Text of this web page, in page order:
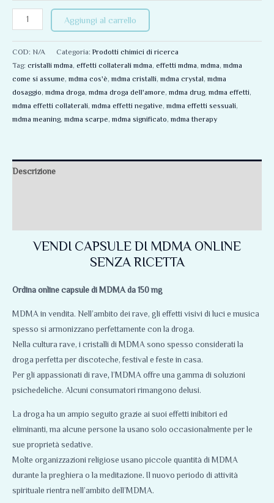
Aggiungi al carrello
COD: N/A Categoria: Prodotti chimici di ricerca
Tag: cristalli mdma, effetti collaterali mdma, effetti mdma, mdma, mdma
come si assume, mdma cos'è, mdma cristalli, mdma crystal, mdma
dosaggio, mdma droga, mdma droga dell'amore, mdma drug, mdma effetti,
mdma effetti collaterali, mdma effetti negative, mdma effetti sessuali,
mdma meaning, mdma scarpe, mdma significato, mdma therapy
Descrizione
VENDI CAPSULE DI MDMA ONLINE
SENZA RICETTA
Ordina online capsule di MDMA da 150 mg
MDMA in vendita. Nell’ambito dei rave, gli effetti visivi di luci e musica
spesso si armonizzano perfettamente con la droga.
Nella cultura rave, i cristalli di MDMA sono spesso considerati la
droga perfetta per discoteche, festival e feste in casa.
Per gli appassionati di rave, l’MDMA offre una gamma di soluzioni
psichedeliche. Alcuni consumatori rimangono delusi.
La droga ha un ampio seguito grazie ai suoi effetti inibitori ed
eliminanti, ma alcune persone la usano solo occasionalmente per le
sue proprietà sedative.
Molte organizzazioni religiose usano piccole quantità di MDMA
durante la preghiera o la meditazione. Il nuovo periodo di attività
spirituale rientra nell’ambito dell’MDMA.